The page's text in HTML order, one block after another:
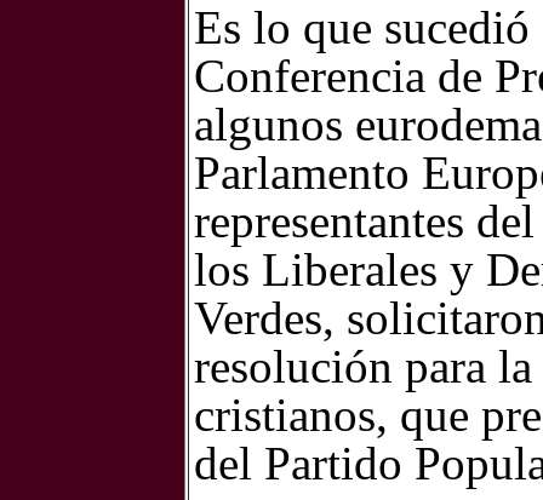
Es lo que
Conferencia de
algunos
Parlamento
representantes
los Liberales y
Verdes,
resolución para
cristianos, que
del Partido